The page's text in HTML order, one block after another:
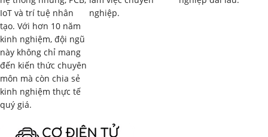
tính, xử lý ngôn ngữ tự nhiên, điều khiển, lập kế hoạch…).
Lợi ích và thách thức khi ứng dụng học sâu cho robot.
1.3. Tổng Quan về Quy Trình Phát Triển Ứng
Dụng Học Sâu cho Robot
Các bước trong quy trình phát triển ứng dụng học sâu.
Thu thập và chuẩn bị dữ liệu.
IoT và trí tuệ nhân
tạo. Với hơn 10 năm
kinh nghiệm, đội ngũ
này không chỉ mang
đến kiến thức chuyên
môn mà còn chia sẻ
kinh nghiệm thực tế
quý giá.
nghiệp.